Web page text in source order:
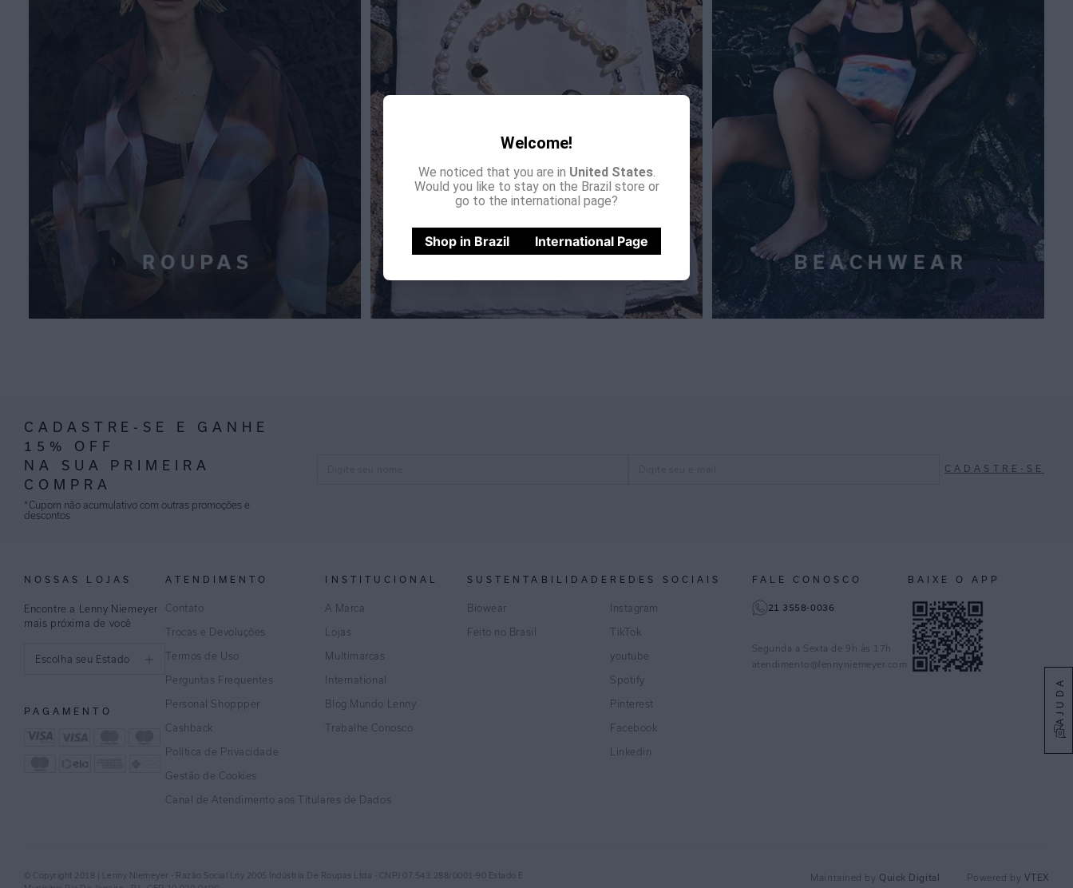
AJUDA
Welcome!
We noticed that you are in United States.
Would you like to stay on the Brazil store or
go to the international page?
Shop in Brazil International Page
CADASTRE-SE E GANHE
15% OFF
NA SUA PRIMEIRA
COMPRA
*Cupom não acumulativo com outras promoções e
descontos
CADASTRE-SE
NOSSAS LOJAS
Encontre a Lenny Niemeyer
mais próxima de você
Escolha seu Estado
Distrito Federal
PAGAMENTO
ATENDIMENTO
Contato
Trocas e Devoluções
Termos de Uso
Perguntas Frequentes
Personal Shoppper
Cashback
Política de Privacidade
Gestão de Cookies
Canal de Atendimento aos Títulares de Dados
INSTITUCIONAL
A Marca
Lojas
Multimarcas
International
Blog Mundo Lenny
Trabalhe Conosco
SUSTENTABILIDADE
Biowear
Feito no Brasil
REDES SOCIAIS
Instagram
TikTok
youtube
Spotify
Pinterest
Facebook
Linkedin
FALE CONOSCO
21 3558-0036
Segunda a Sexta de 9h às 17h
atendimento@lennyniemeyer.com
BAIXE O APP
© Copyright 2018 | Lenny Niemeyer - Razão Social Lny 2005 Indústria De Roupas Ltda - CNPJ 07.543.288/0001-90 Estado E
Maintained by Quick Digital Powered by VTEX